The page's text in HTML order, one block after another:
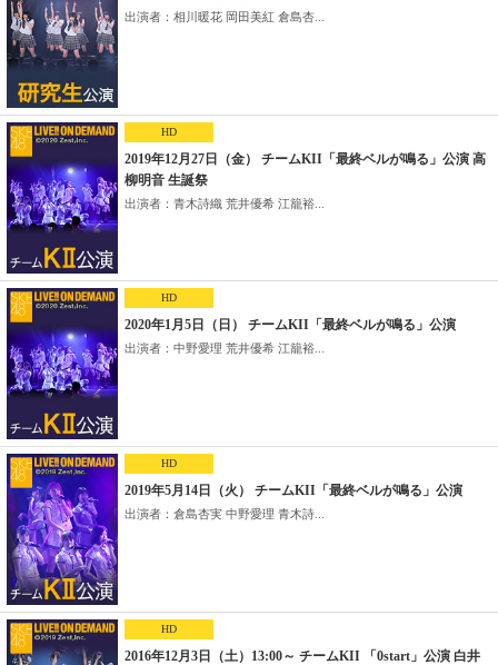
出演者：相川暖花 岡田美紅 倉島杏...
HD
2019年12月27日（金） チームKII「最終ベルが鳴る」公演 高
柳明音 生誕祭
出演者：青木詩織 荒井優希 江籠裕...
HD
2020年1月5日（日） チームKII「最終ベルが鳴る」公演
出演者：中野愛理 荒井優希 江籠裕...
HD
2019年5月14日（火） チームKII「最終ベルが鳴る」公演
出演者：倉島杏実 中野愛理 青木詩...
HD
2016年12月3日（土）13:00～ チームKII 「0start」公演 白井